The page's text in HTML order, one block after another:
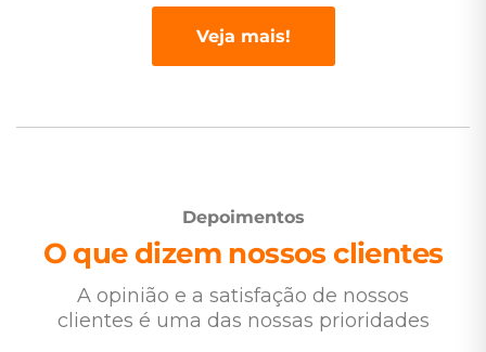
Veja mais!
Depoimentos
O que dizem nossos clientes
A opinião e a satisfação de nossos
clientes é uma das nossas prioridades